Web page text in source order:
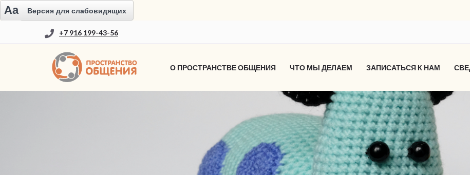
Aa Версия для слабовидящих
+7 916 199-43-56
О ПРОСТРАНСТВЕ ОБЩЕНИЯ ЧТО МЫ ДЕЛАЕМ ЗАПИСАТЬСЯ К НАМ